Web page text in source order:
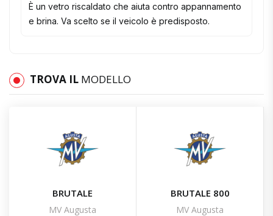
È un vetro riscaldato che aiuta contro appannamento
e brina. Va scelto se il veicolo è predisposto.
TROVA IL MODELLO
BRUTALE
MV Augusta
BRUTALE 800
MV Augusta